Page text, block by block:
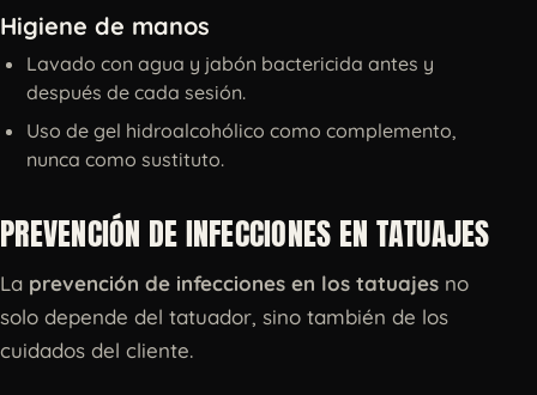
Higiene de manos
Lavado con agua y jabón bactericida antes y
después de cada sesión.
Uso de gel hidroalcohólico como complemento,
nunca como sustituto.
PREVENCIÓN DE INFECCIONES EN TATUAJES
La prevención de infecciones en los tatuajes no
solo depende del tatuador, sino también de los
cuidados del cliente.